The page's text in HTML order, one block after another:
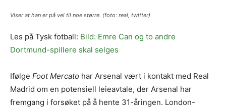
Viser at han er på vei til noe større. (foto: real, twitter)
Les på Tysk fotball: Bild: Emre Can og to andre
Dortmund-spillere skal selges
Ifølge Foot Mercato har Arsenal vært i kontakt med Real
Madrid om en potensiell leieavtale, der Arsenal har
fremgang i forsøket på å hente 31-åringen. London-